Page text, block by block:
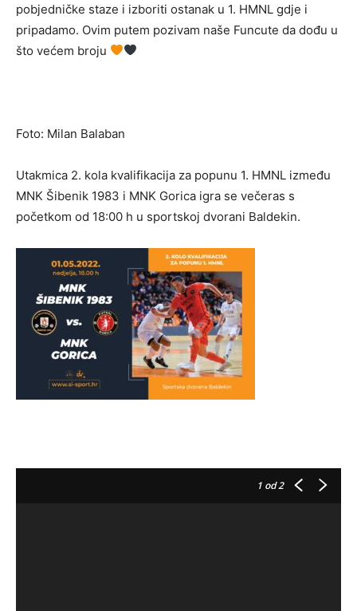
pobjedničke staze i izboriti ostanak u 1. HMNL gdje i
pripadamo. Ovim putem pozivam naše Funcute da dođu u
što većem broju
Foto: Milan Balaban
Utakmica 2. kola kvalifikacija za popunu 1. HMNL između
MNK Šibenik 1983 i MNK Gorica igra se večeras s
početkom od 18:00 h u sportskoj dvorani Baldekin.
1 od 2